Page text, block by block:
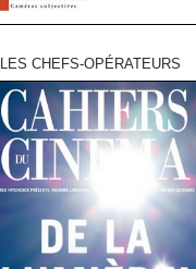
LES CHEFS-OPÉRATEURS